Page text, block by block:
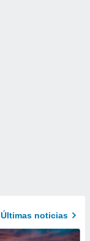
Últimas noticias